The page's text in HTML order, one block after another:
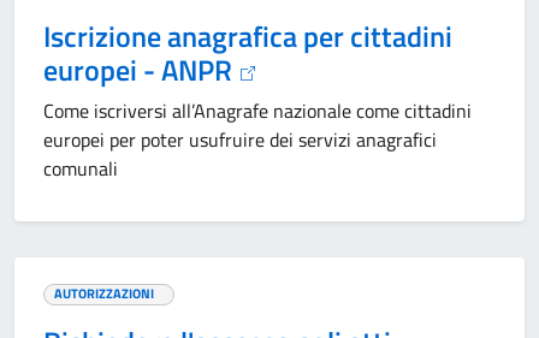
Iscrizione anagrafica per cittadini
europei - ANPR
Come iscriversi all’Anagrafe nazionale come cittadini
europei per poter usufruire dei servizi anagrafici
comunali
AUTORIZZAZIONI